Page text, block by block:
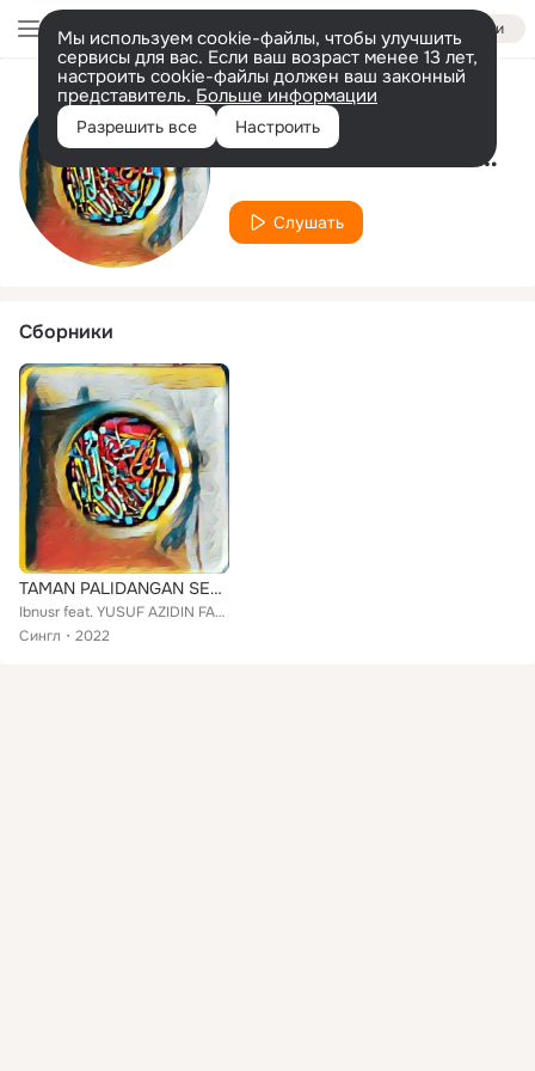
Войти
Мы используем cookie-файлы, чтобы улучшить
сервисы для вас. Если ваш возраст менее 13 лет,
настроить cookie-файлы должен ваш законный
представитель. Больше информации
Разрешить все Настроить
Исполнитель
YUSUF AZIDIN FAMILY
Слушать
Сборники
TAMAN PALIDANGAN SEHATI
Ibnusr feat. YUSUF AZIDIN FAMILY
Сингл
2022